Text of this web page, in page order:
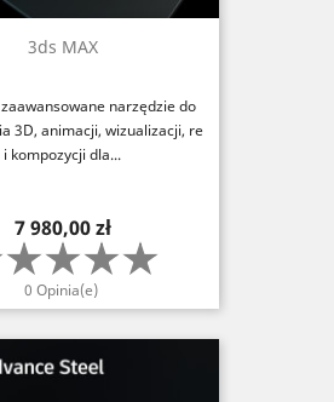
3ds MAX
narzędzie do
3D, animacji, wizualizacji, re
kompozycji dla...
Cena
7 980,00 zł
0 Opinia(e)